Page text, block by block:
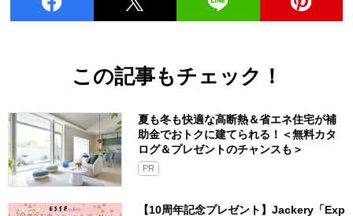
この記事もチェック！
夏も冬も快適な高断熱＆省エネ住宅が補
助金でおトクに建てられる！＜無料カタ
ログ＆プレゼントのチャンスも＞
PR
【10周年記念プレゼント】Jackery「Exp